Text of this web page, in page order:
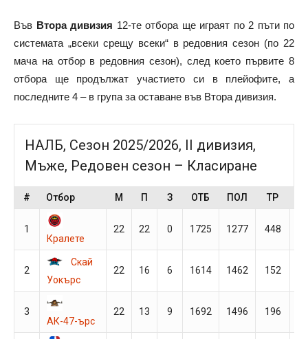
Във Втора дивизия 12-те отбора ще играят по 2 пъти по
системата „всеки срещу всеки“ в редовния сезон (по 22
мача на отбор в редовния сезон), след което първите 8
отбора ще продължат участието си в плейофите, а
последните 4 – в група за оставане във Втора дивизия.
НАЛБ, Сезон 2025/2026, II дивизия,
Мъже, Редовен сезон – Класиране
# Отбор М П З ОТБ ПОЛ ТР
1
Кралете
22 22 0 1725 1277 448
2
Скай
Уокърс
22 16 6 1614 1462 152
3
АК-47-ърс
22 13 9 1692 1496 196